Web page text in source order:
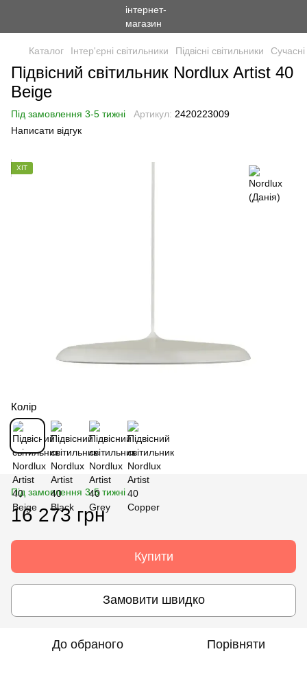
Каталог Інтер'єрні світильники Підвісні світильники Сучасні
Підвісний світильник Nordlux Artist 40
Beige
Під замовлення 3-5 тижні Артикул: 2420223009
Написати відгук
ХІТ
Колір
Під замовлення 3-5 тижні
16 273 грн
Купити
Замовити швидко
До обраного Порівняти